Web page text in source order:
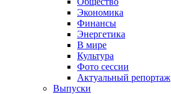
Экономика
Финансы
Энергетика
В мире
Культура
Фото сессии
Актуальный репортаж
Выпуски